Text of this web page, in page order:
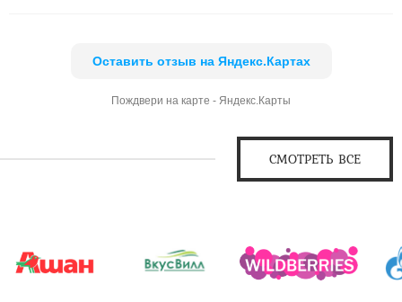
Оставить отзыв на Яндекс.Картах
Пождвери на карте - Яндекс.Карты
СМОТРЕТЬ ВСЕ